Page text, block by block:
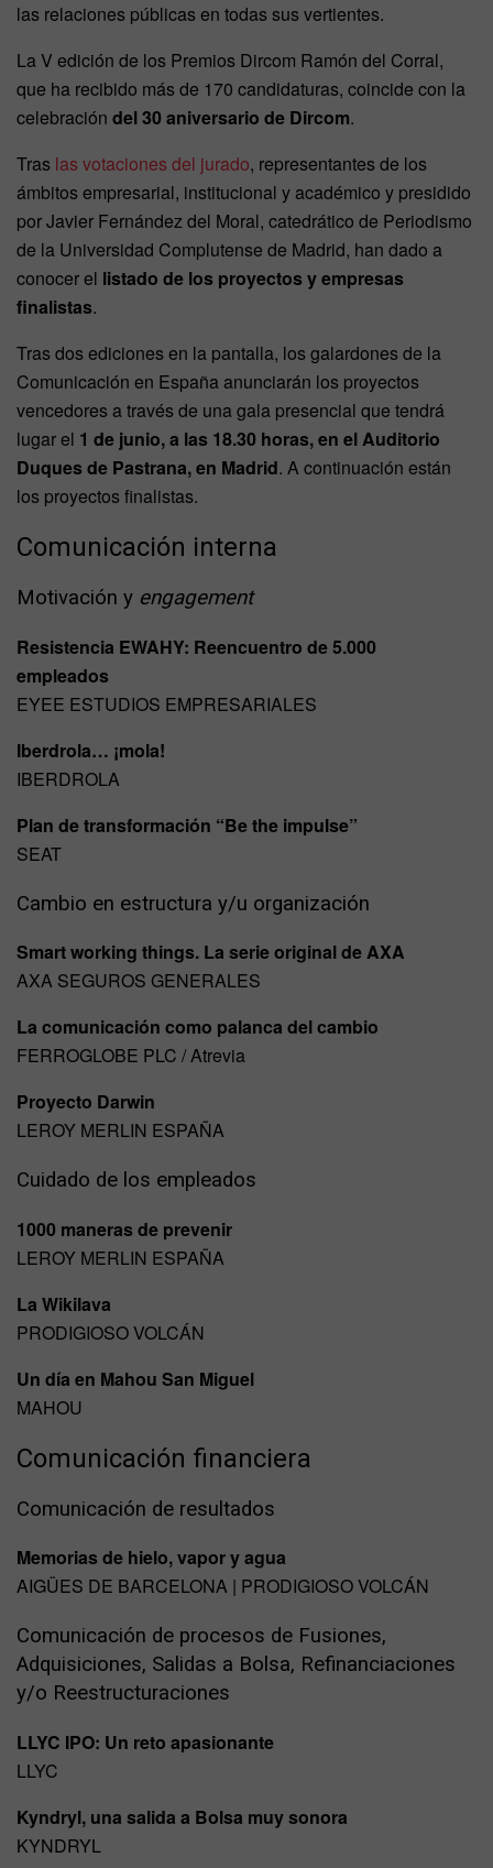
las relaciones públicas en todas sus vertientes.
La V edición de los Premios Dircom Ramón del Corral,
que ha recibido más de 170 candidaturas, coincide con la
celebración del 30 aniversario de Dircom.
Tras las votaciones del jurado, representantes de los
ámbitos empresarial, institucional y académico y presidido
por Javier Fernández del Moral, catedrático de Periodismo
de la Universidad Complutense de Madrid, han dado a
conocer el listado de los proyectos y empresas
finalistas.
Tras dos ediciones en la pantalla, los galardones de la
Comunicación en España anunciarán los proyectos
vencedores a través de una gala presencial que tendrá
lugar el 1 de junio, a las 18.30 horas, en el Auditorio
Duques de Pastrana, en Madrid. A continuación están
los proyectos finalistas.
Comunicación interna
Motivación y engagement
Resistencia EWAHY: Reencuentro de 5.000
empleados
EYEE ESTUDIOS EMPRESARIALES
Iberdrola… ¡mola!
IBERDROLA
Plan de transformación “Be the impulse”
SEAT
Cambio en estructura y/u organización
Smart working things. La serie original de AXA
AXA SEGUROS GENERALES
La comunicación como palanca del cambio
FERROGLOBE PLC / Atrevia
Proyecto Darwin
LEROY MERLIN ESPAÑA
Cuidado de los empleados
1000 maneras de prevenir
LEROY MERLIN ESPAÑA
La Wikilava
PRODIGIOSO VOLCÁN
Un día en Mahou San Miguel
MAHOU
Comunicación financiera
Comunicación de resultados
Memorias de hielo, vapor y agua
AIGÜES DE BARCELONA | PRODIGIOSO VOLCÁN
Comunicación de procesos de Fusiones,
Adquisiciones, Salidas a Bolsa, Refinanciaciones
y/o Reestructuraciones
LLYC IPO: Un reto apasionante
LLYC
Kyndryl, una salida a Bolsa muy sonora
KYNDRYL